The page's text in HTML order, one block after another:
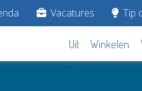
Vacatures Tip
Uit Winkelen